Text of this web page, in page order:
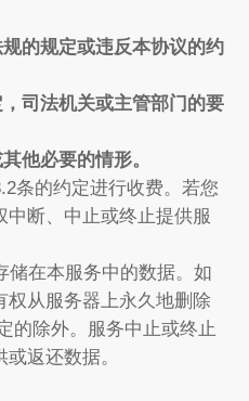
的规定或违反本协议的约
司法机关或主管部门的要
他必要的情形。
条的约定进行收费。若您
断、中止或终止提供服
在本服务中的数据。如
权从服务器上永久地删除
的除外。服务中止或终止
返还数据。